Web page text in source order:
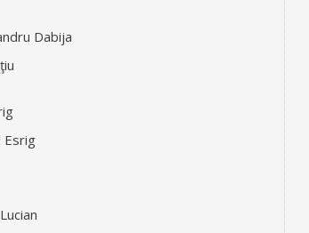
Dabija
Esrig